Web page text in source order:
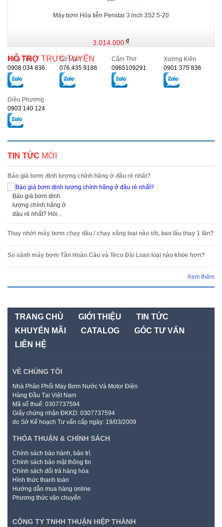
Máy bơm Hỏa tiễn Penstar 3 inch 3S2.5-20
3.014.000
HỖ TRỢ TRỰC TUYẾN
Thủy Tiên
0908 034 836
Sở Vân
076.435.9188
Cẩm Thơ
0965109291
Xương Kiên
0901 375 836
Diệu Phương
0903 140 124
TIN TỨC MỚI
Báo giá bơm định lượng chính hãng ở đâu rẻ nhất?
Báo giá bơm định
lượng chính hãng ở
đâu rẻ nhất? Hỏi...
Thay nhớt máy bơm chạy dầu / chạy xăng loại nào tốt, bao lâu thay 1 lần?
So sánh máy bơm Tân Hoàn Cầu và Teco Đài Loan loại nào khỏe hơn?
Xem thêm
TRANG CHỦ GIỚI THIỆU
TIN TỨC
KHUYẾN MÃI
CATALOG
GÓC TƯ VẤN
LIÊN HỆ
VỀ CHÚNG TÔI
Nhà Phân Phối Máy Bơm Nước Và Motor Điện
Hàng Đầu Tại Việt Nam
Mã số thuế: 0307737594
Giấy chứng nhận ĐKKD: 0307737594
do Sở Kế hoạch Tư vấn cấp ngày: 19/03/2009
THỎA THUẬN & CHÍNH SÁCH
Chính sách bảo hành, bảo trì.
Chính sách bảo mật thông tin
Chính sách đổi trả hàng hóa
Hình thức thanh toán
Hướng dẫn mua hàng online
Phương thức vận chuyển
CÔNG TY TNHH THUẬN HIỆP THÀNH